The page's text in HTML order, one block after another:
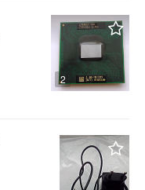
2